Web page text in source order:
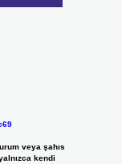
veya şahıs
kendi